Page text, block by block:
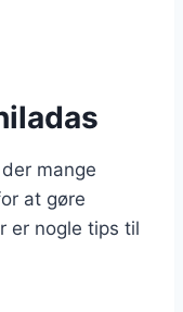
mange
at gøre
er nogle tips til